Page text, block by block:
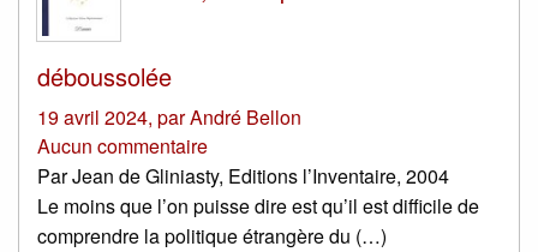
déboussolée
19 avril 2024, parAndré Bellon
Aucun commentaire
Par Jean de Gliniasty, Editions l’Inventaire, 2004
Le moins que l’on puisse dire est qu’il est difficile de
comprendre la politique étrangère du (…)